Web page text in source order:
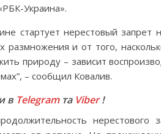
Украина».
стартует нерестовый
размножения и от того,
природу – зависит
– сообщил Ковалив.
в Telegramта Viber!